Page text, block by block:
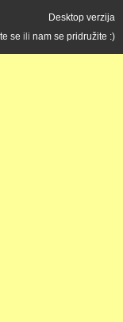
Desktop verzija
se ili nam se pridružite :)